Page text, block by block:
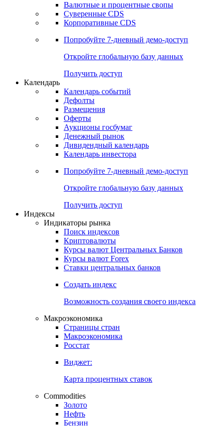
Получить доступ
Деривативы
Валютные и процентные свопы
Корпоративные CDS
Попробуйте7-дневный
Откройте глобальную базу данных
Получить доступ
Календарь
Календарь событий
Дефолты
Размещения
Оферты
Денежный рынок
Календарь инвестора
Попробуйте7-дневный
Откройте глобальную базу данных
Получить доступ
Индикаторы рынка
Поиск индексов
Курсы валют Центральных Банков
Ставки центральных банков
Создать индекс
Возможность создания своего индекса
Страницы стран
Росстат
Виджет:
Карта процентных ставок